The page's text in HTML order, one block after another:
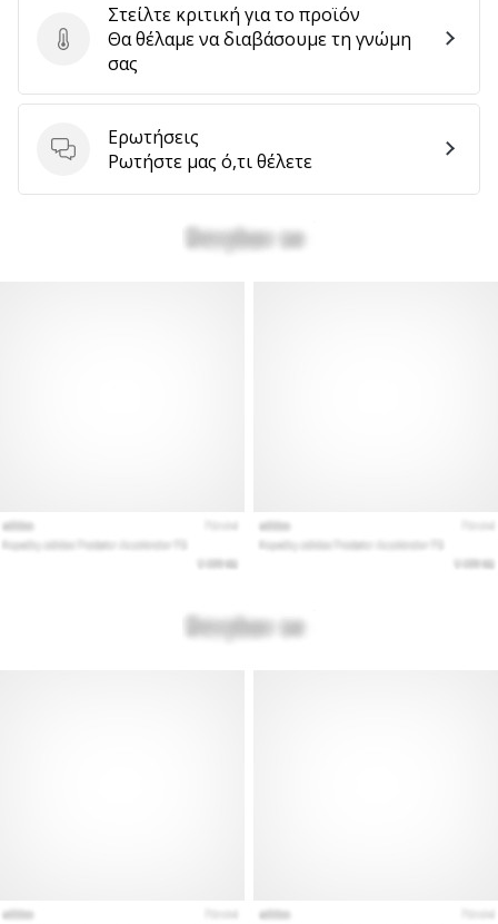
Στείλτε κριτική για το προϊόν
Στείλτε κριτική για το προϊόν
Θα θέλαμε να διαβάσουμε τη γνώμη
σας
Ερωτήσεις
Ερωτήσεις
Ρωτήστε μας ό,τι θέλετε